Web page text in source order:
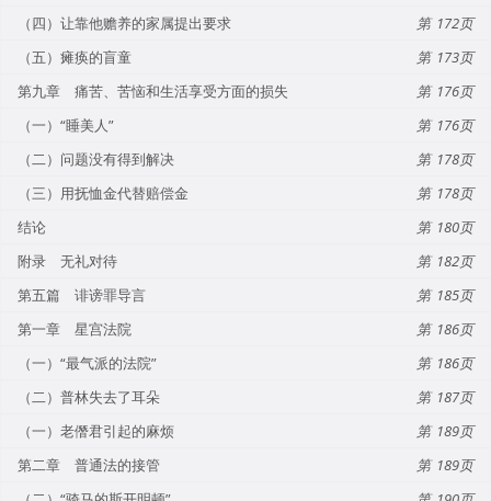
（四）让靠他赡养的家属提出要求
172
（五）瘫痪的盲童
173
第九章 痛苦、苦恼和生活享受方面的损失
176
（一）“睡美人”
176
（二）问题没有得到解决
178
（三）用抚恤金代替赔偿金
178
结论
180
附录 无礼对待
182
第五篇 诽谤罪导言
185
第一章 星宫法院
186
（一）“最气派的法院”
186
（二）普林失去了耳朵
187
（一）老僭君引起的麻烦
189
第二章 普通法的接管
189